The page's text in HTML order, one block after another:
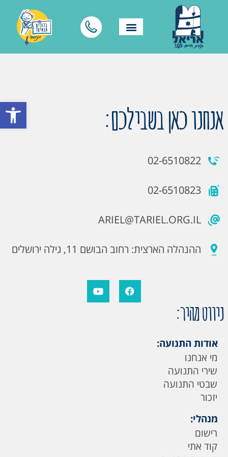
פתח אנחנו כאן בשבילכם:
02-6510822
02-6510823
ARIEL@TARIEL.ORG.IL
ההנהלה הארצית: רחוב הבושם 11, גילה ירושלים
ניווט מהיר:
אודות התנועה:
מי אנחנו
שירי התנועה
שבטי התנועה
יזכור
מנהלי:
רישום
קוד אתי